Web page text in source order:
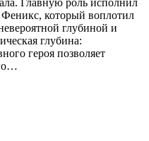
который воплотил
глубиной и
глубина:
героя позволяет